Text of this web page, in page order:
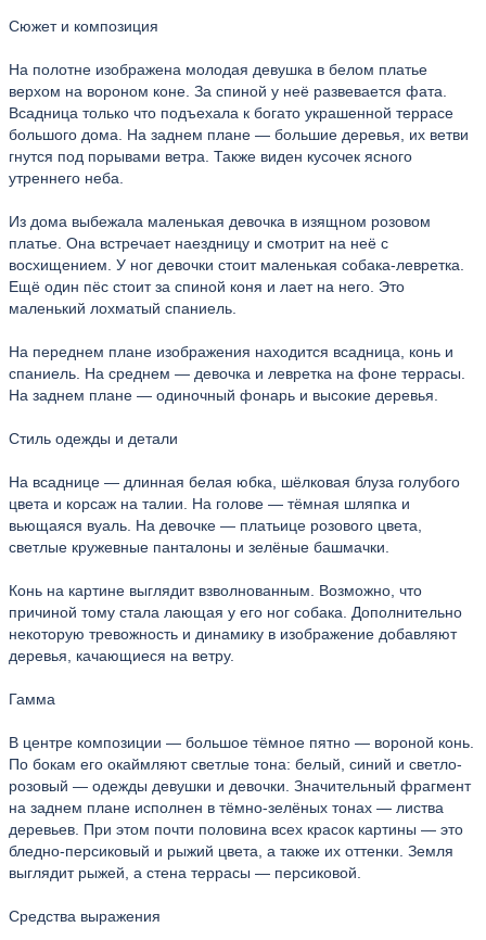
Сюжет и композиция
На полотне изображена молодая девушка в белом платье
верхом на вороном коне. За спиной у неё развевается фата.
Всадница только что подъехала к богато украшенной террасе
большого дома. На заднем плане — большие деревья, их ветви
гнутся под порывами ветра. Также виден кусочек ясного
утреннего неба.
Из дома выбежала маленькая девочка в изящном розовом
платье. Она встречает наездницу и смотрит на неё с
восхищением. У ног девочки стоит маленькая собака-левретка.
Ещё один пёс стоит за спиной коня и лает на него. Это
маленький лохматый спаниель.
На переднем плане изображения находится всадница, конь и
спаниель. На среднем — девочка и левретка на фоне террасы.
На заднем плане — одиночный фонарь и высокие деревья.
Стиль одежды и детали
На всаднице — длинная белая юбка, шёлковая блуза голубого
цвета и корсаж на талии. На голове — тёмная шляпка и
вьющаяся вуаль. На девочке — платьице розового цвета,
светлые кружевные панталоны и зелёные башмачки.
Конь на картине выглядит взволнованным. Возможно, что
причиной тому стала лающая у его ног собака. Дополнительно
некоторую тревожность и динамику в изображение добавляют
деревья, качающиеся на ветру.
Гамма
В центре композиции — большое тёмное пятно — вороной конь.
По бокам его окаймляют светлые тона: белый, синий и светло-
розовый — одежды девушки и девочки. Значительный фрагмент
на заднем плане исполнен в тёмно-зелёных тонах — листва
деревьев. При этом почти половина всех красок картины — это
бледно-персиковый и рыжий цвета, а также их оттенки. Земля
выглядит рыжей, а стена террасы — персиковой.
Средства выражения